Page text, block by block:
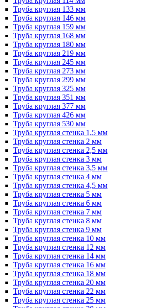
Труба круглая 133 мм
Труба круглая 146 мм
Труба круглая 159 мм
Труба круглая 168 мм
Труба круглая 180 мм
Труба круглая 219 мм
Труба круглая 245 мм
Труба круглая 273 мм
Труба круглая 299 мм
Труба круглая 325 мм
Труба круглая 351 мм
Труба круглая 377 мм
Труба круглая 426 мм
Труба круглая 530 мм
Труба круглая стенка 1,5 мм
Труба круглая стенка 2 мм
Труба круглая стенка 2,5 мм
Труба круглая стенка 3 мм
Труба круглая стенка 3,5 мм
Труба круглая стенка 4 мм
Труба круглая стенка 4,5 мм
Труба круглая стенка 5 мм
Труба круглая стенка 6 мм
Труба круглая стенка 7 мм
Труба круглая стенка 8 мм
Труба круглая стенка 9 мм
Труба круглая стенка 10 мм
Труба круглая стенка 12 мм
Труба круглая стенка 14 мм
Труба круглая стенка 16 мм
Труба круглая стенка 18 мм
Труба круглая стенка 20 мм
Труба круглая стенка 22 мм
Труба круглая стенка 25 мм